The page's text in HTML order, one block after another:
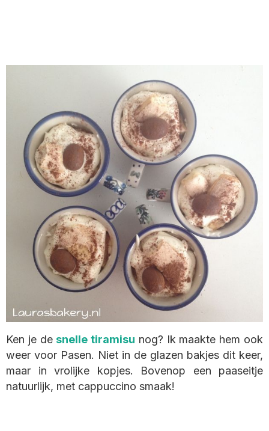
Ken je desnelle tiramisu nog? Ik maakte hem ook
weer voor Pasen. Niet in de glazen bakjes dit keer,
maar in vrolijke kopjes. Bovenop een paaseitje
natuurlijk, met cappuccino smaak!